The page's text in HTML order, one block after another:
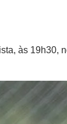
às 19h30,